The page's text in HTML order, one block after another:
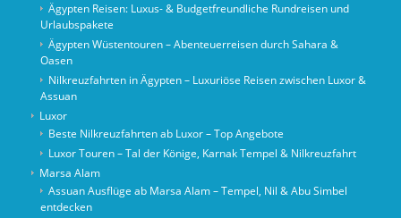
Ägypten Reisen: Luxus- & Budgetfreundliche Rundreisen und
Urlaubspakete
Ägypten Wüstentouren – Abenteuerreisen durch Sahara &
Oasen
Nilkreuzfahrten in Ägypten – Luxuriöse Reisen zwischen Luxor &
Assuan
Luxor
Beste Nilkreuzfahrten ab Luxor – Top Angebote
Luxor Touren – Tal der Könige, Karnak Tempel & Nilkreuzfahrt
Marsa Alam
Assuan Ausflüge ab Marsa Alam – Tempel, Nil & Abu Simbel
entdecken